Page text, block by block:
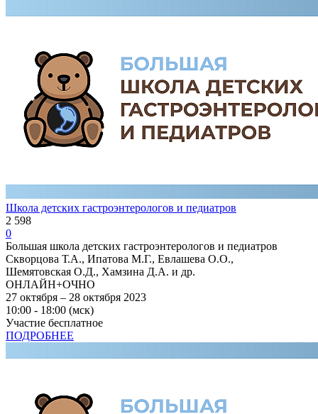
Школа детских гастроэнтерологов и педиатров
2 598
0
Большая школа детских гастроэнтерологов и педиатров
Скворцова Т.А., Ипатова М.Г., Евлашева О.О.,
Шемятовская О.Д., Хамзина Д.А. и др.
ОНЛАЙН+ОЧНО
27 октября – 28 октября 2023
10:00 - 18:00 (мск)
Участие бесплатное
ПОДРОБНЕЕ